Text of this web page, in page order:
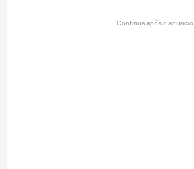
Continua após o anuncio